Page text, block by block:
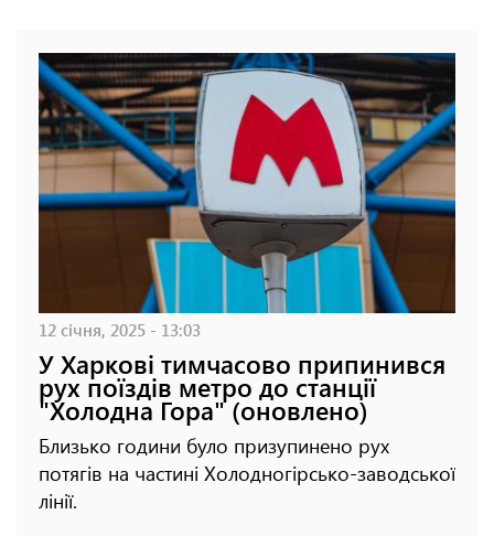
12 січня, 2025 - 13:03
У Харкові тимчасово припинився
рух поїздів метро до станції
"Холодна Гора" (оновлено)
Близько години було призупинено рух
потягів на частині Холодногірсько-заводської
лінії.